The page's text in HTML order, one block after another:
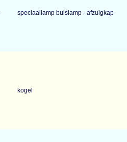
speciaallamp buislamp - afzuigkap
kogel